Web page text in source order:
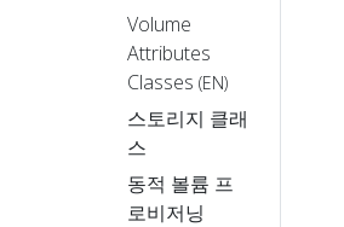
Volume
Attributes
Classes (EN)
스토리지 클래
스
동적 볼륨 프
로비저닝